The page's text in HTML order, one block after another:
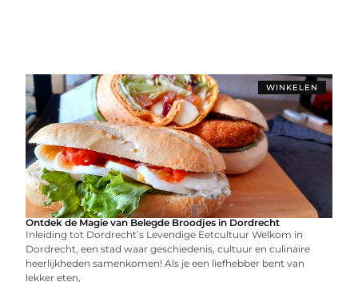
WINKELEN
Ontdek de Magie van Belegde Broodjes in Dordrecht
Inleiding tot Dordrecht’s Levendige Eetcultuur Welkom in
Dordrecht, een stad waar geschiedenis, cultuur en culinaire
heerlijkheden samenkomen! Als je een liefhebber bent van
lekker eten,